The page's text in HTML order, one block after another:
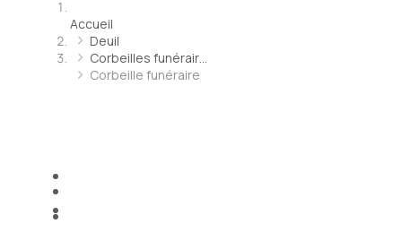
Accueil
Deuil
Corbeilles funérair…
Corbeille funéraire